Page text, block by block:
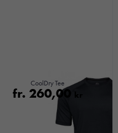
CoolDry Tee
fr. 260,00